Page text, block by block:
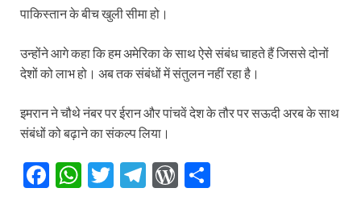
पाकिस्तान के बीच खुली सीमा हो।
उन्होंने आगे कहा कि हम अमेरिका के साथ ऐसे संबंध चाहते हैं जिससे दोनों
देशों को लाभ हो। अब तक संबंधों में संतुलन नहीं रहा है।
इमरान ने चौथे नंबर पर ईरान और पांचवें देश के तौर पर सऊदी अरब के साथ
संबंधों को बढ़ाने का संकल्प लिया।
F
W T
T
W